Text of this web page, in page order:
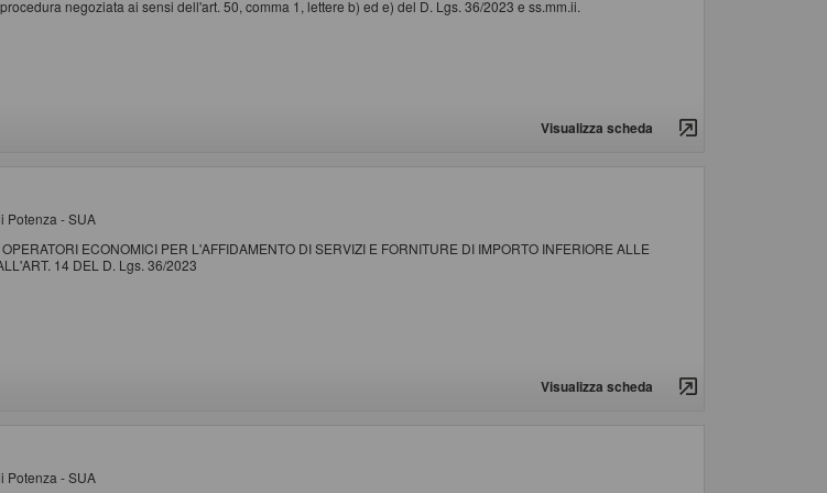
negoziata ai sensi dell'art. 50, comma 1, lettere b) ed e) del D. Lgs. 36/2023 e ss.mm.ii.
Visualizza scheda
Potenza - SUA
ECONOMICI PER L'AFFIDAMENTO DI SERVIZI E FORNITURE DI IMPORTO INFERIORE ALLE
14 DEL D. Lgs. 36/2023
Visualizza scheda
Potenza - SUA